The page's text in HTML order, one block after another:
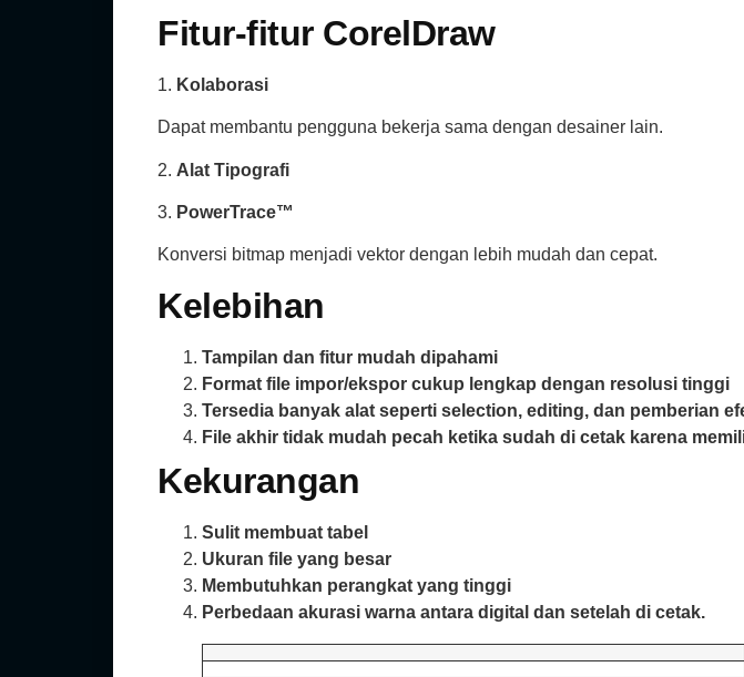
Fitur-fitur CorelDraw
1. Kolaborasi
Dapat membantu pengguna bekerja sama dengan desainer lain.
2. Alat Tipografi
3. PowerTrace™
Konversi bitmap menjadi vektor dengan lebih mudah dan cepat.
Kelebihan
Tampilan dan fitur mudah dipahami
Format file impor/ekspor cukup lengkap dengan resolusi tinggi
Tersedia banyak alat seperti selection, editing, dan pemberian
File akhir tidak mudah pecah ketika sudah di cetak karena
Kekurangan
Sulit membuat tabel
Ukuran file yang besar
Membutuhkan perangkat yang tinggi
Perbedaan akurasi warna antara digital dan setelah di cetak.